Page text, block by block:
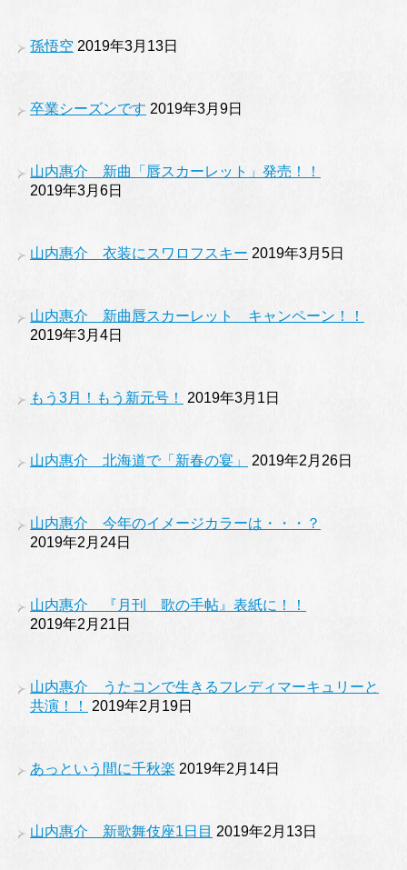
孫悟空 2019年3月13日
卒業シーズンです 2019年3月9日
山内惠介 新曲「唇スカーレット」発売！！
2019年3月6日
山内惠介 衣装にスワロフスキー 2019年3月5日
山内惠介 新曲唇スカーレット キャンペーン！！
2019年3月4日
もう3月！もう新元号！ 2019年3月1日
山内惠介 北海道で「新春の宴」 2019年2月26日
山内惠介 今年のイメージカラーは・・・？
2019年2月24日
山内惠介 『月刊 歌の手帖』表紙に！！
2019年2月21日
山内惠介 うたコンで生きるフレディマーキュリーと
共演！！
2019年2月19日
あっという間に千秋楽 2019年2月14日
山内惠介 新歌舞伎座1日目 2019年2月13日